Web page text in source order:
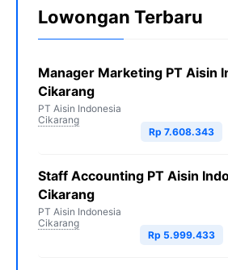
Lowongan Terbaru
Manager Marketing PT Aisin
Cikarang
PT Aisin Indonesia
Cikarang
Rp 7.608.343
Staff Accounting PT Aisin
Cikarang
PT Aisin Indonesia
Cikarang
Rp 5.999.433